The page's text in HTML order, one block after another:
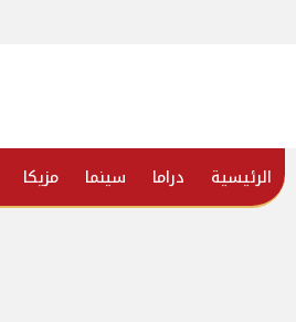
الرئيسية دراما سينما مزيكا